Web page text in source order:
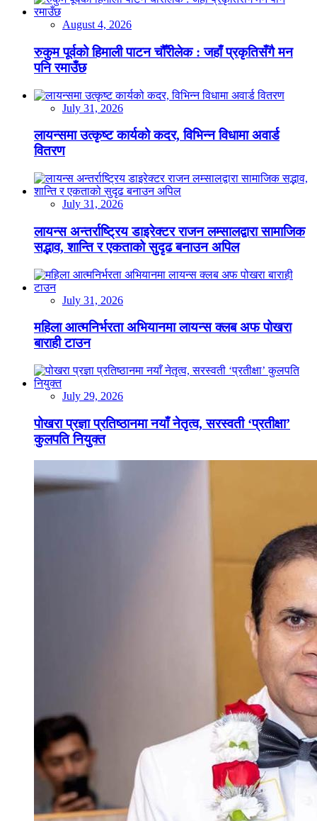
August 4, 2026
रुकुम पूर्वको हिमाली पाटन चौँरीलेक : जहाँ प्रकृतिसँगै मन
पनि रमाउँछ
July 31, 2026
लायन्समा उत्कृष्ट कार्यको कदर, विभिन्न विधामा अवार्ड
वितरण
July 31, 2026
लायन्स अन्तर्राष्ट्रिय डाइरेक्टर राजन लम्सालद्वारा सामाजिक
सद्भाव, शान्ति र एकताको सुदृढ बनाउन अपिल
July 31, 2026
महिला आत्मनिर्भरता अभियानमा लायन्स क्लब अफ पोखरा
बाराही टाउन
July 29, 2026
पोखरा प्रज्ञा प्रतिष्ठानमा नयाँ नेतृत्व, सरस्वती ‘प्रतीक्षा’
कुलपति नियुक्त